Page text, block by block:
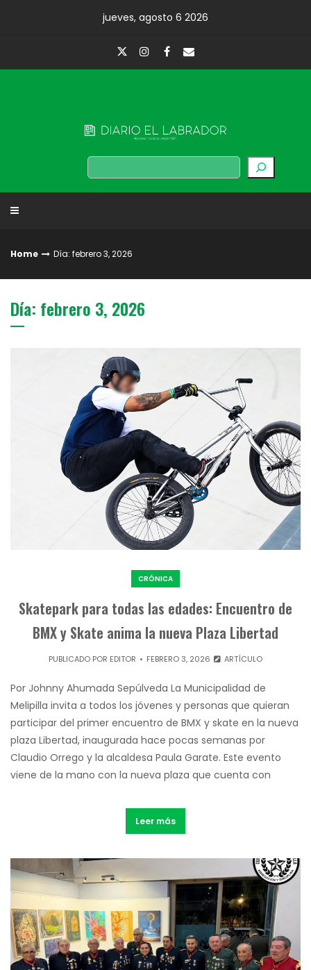
jueves, agosto 6 2026
Buscar
Home Día: febrero 3, 2026
Día: febrero 3, 2026
CRÓNICA
Skatepark para todas las edades: Encuentro de
BMX y Skate anima la nueva Plaza Libertad
PUBLICADO POR EDITOR FEBRERO 3, 2026 ARTÍCULO
Por Johnny Ahumada Sepúlveda La Municipalidad de
Melipilla invita a todos los jóvenes y personas que quieran
participar del primer encuentro de BMX y skate en la nueva
plaza Libertad, inaugurada hace pocas semanas por
Claudio Orrego y la alcaldesa Paula Garate. Este evento
viene de la mano con la nueva plaza que cuenta con
Leer más